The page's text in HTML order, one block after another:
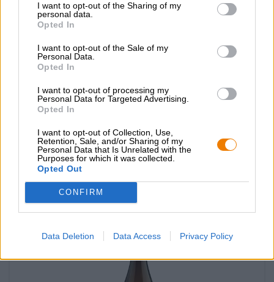
I want to opt-out of the Sharing of my
personal data.
Opted In
I want to opt-out of the Sale of my
Personal Data.
Opted In
I want to opt-out of processing my
Personal Data for Targeted Advertising.
Opted In
I want to opt-out of Collection, Use,
Retention, Sale, and/or Sharing of my
Personal Data that Is Unrelated with the
Purposes for which it was collected.
Opted Out
CONFIRM
Data Deletion Data Access Privacy Policy
Andra stilar | Flerkorns öl
€ 29,09
MEHRWEG
0,75 L Flaska - € 38,79 / LTR
Slutsåld